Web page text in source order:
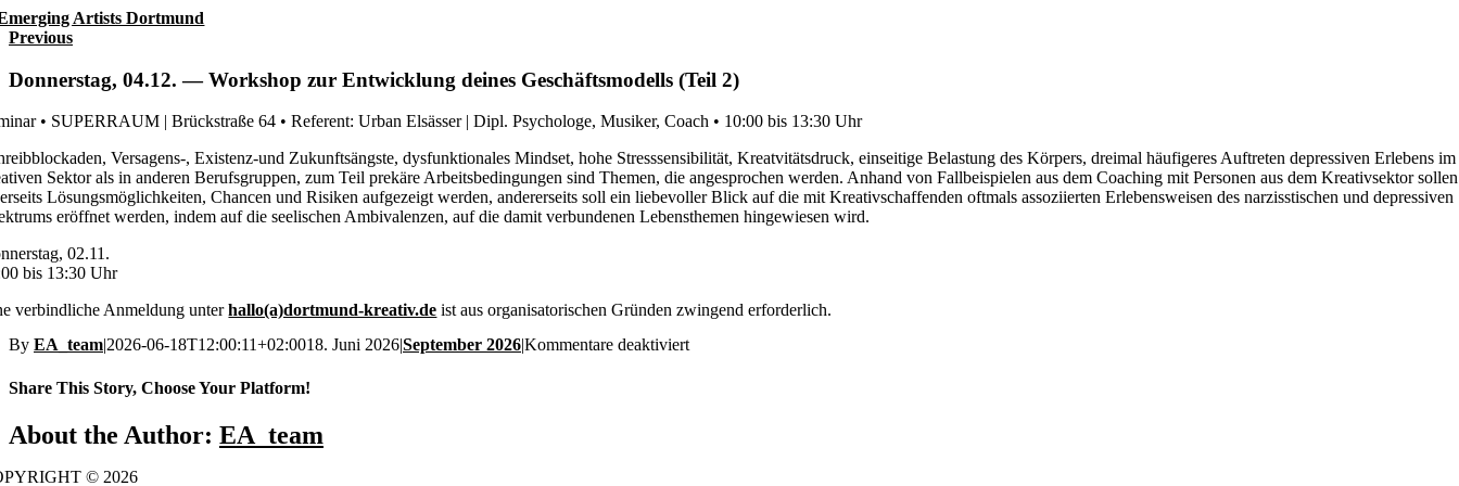
Skip
to
Previous
Donnerstag, 04.12. — Workshop zur Entwicklung deines Geschäftsmodells (Teil 2)
• SUPERRAUM | Brückstraße 64 • Referent: Urban Elsässer | Dipl. Psychologe, Musiker, Coach • 10:00 bis 13:30 Uhr
Versagens-, Existenz-und Zukunftsängste, dysfunktionales Mindset, hohe Stresssensibilität, Kreatvitätsdruck, einseitige Belastung des Körpers, dreimal häufigeres Auftreten depressiven Erlebens im
Sektor als in anderen Berufsgruppen, zum Teil prekäre Arbeitsbedingungen sind Themen, die angesprochen werden. Anhand von Fallbeispielen aus dem Coaching mit Personen aus dem Kreativsektor sollen
Lösungsmöglichkeiten, Chancen und Risiken aufgezeigt werden, andererseits soll ein liebevoller Blick auf die mit Kreativschaffenden oftmals assoziierten Erlebensweisen des narzisstischen und depressiven
eröffnet werden, indem auf die seelischen Ambivalenzen, auf die damit verbundenen Lebensthemen hingewiesen wird.
02.11.
bis 13:30 Uhr
verbindliche Anmeldung unterhallo(a)dortmund-kreativ.de ist aus organisatorischen Gründen zwingend erforderlich.
By EA_team|2026-06-18T12:00:11+02:0018. Juni 2026|September 2026|Kommentare deaktiviertfür
Share This Story, Choose Your Platform!
Facebook
Email
Copy
Link
About the Author: EA_team
© 2026